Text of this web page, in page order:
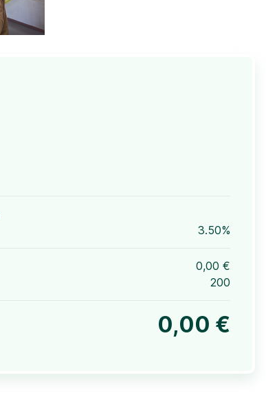
3.50%
0,00 €
200
0,00 €